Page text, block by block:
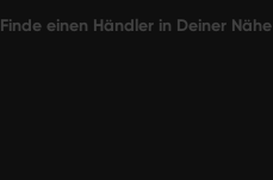
Finde einen Händler in Deiner Nähe